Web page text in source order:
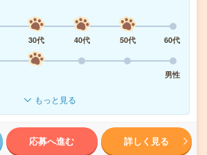
30代 40代 50代
60代
男性
もっと見る
応募へ進む 詳しく見る